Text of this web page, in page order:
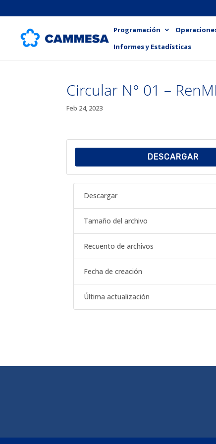
Programación
Informes y Estadísticas
Circular N° 01 –
Feb 24, 2023
DESCARGAR
Descargar
Tamaño del archivo
Recuento de archivos
Fecha de creación
Última actualización